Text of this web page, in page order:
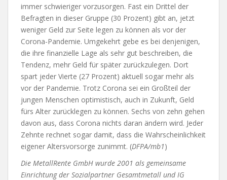
immer schwieriger vorzusorgen. Fast ein Drittel der
Befragten in dieser Gruppe (30 Prozent) gibt an, jetzt
weniger Geld zur Seite legen zu können als vor der
Corona-Pandemie. Umgekehrt gebe es bei denjenigen,
die ihre finanzielle Lage als sehr gut beschreiben, die
Tendenz, mehr Geld für später zurückzulegen. Dort
spart jeder Vierte (27 Prozent) aktuell sogar mehr als
vor der Pandemie. Trotz Corona sei ein Großteil der
jungen Menschen optimistisch, auch in Zukunft, Geld
fürs Alter zurücklegen zu können. Sechs von zehn gehen
davon aus, dass Corona nichts daran ändern wird. Jeder
Zehnte rechnet sogar damit, dass die Wahrscheinlichkeit
eigener Altersvorsorge zunimmt. (DFPA/mb1)
Die MetallRente GmbH wurde 2001 als gemeinsame
Einrichtung der Sozialpartner Gesamtmetall und IG